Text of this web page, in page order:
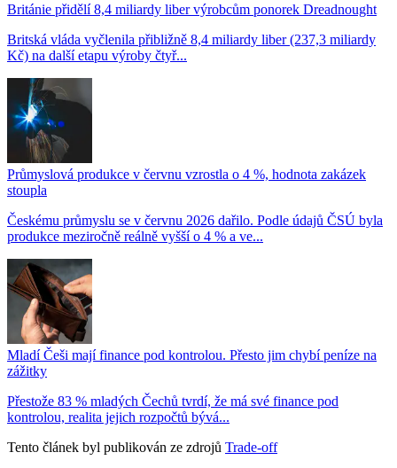
Británie přidělí 8,4 miliardy liber výrobcům ponorek Dreadnought
Britská vláda vyčlenila přibližně 8,4 miliardy liber (237,3 miliardy
Kč) na další etapu výroby čtyř...
Průmyslová produkce v červnu vzrostla o 4 %, hodnota zakázek
stoupla
Českému průmyslu se v červnu 2026 dařilo. Podle údajů ČSÚ byla
produkce meziročně reálně vyšší o 4 % a ve...
Mladí Češi mají finance pod kontrolou. Přesto jim chybí peníze na
zážitky
Přestože 83 % mladých Čechů tvrdí, že má své finance pod
kontrolou, realita jejich rozpočtů bývá...
Tento článek byl publikován ze zdrojů Trade-off